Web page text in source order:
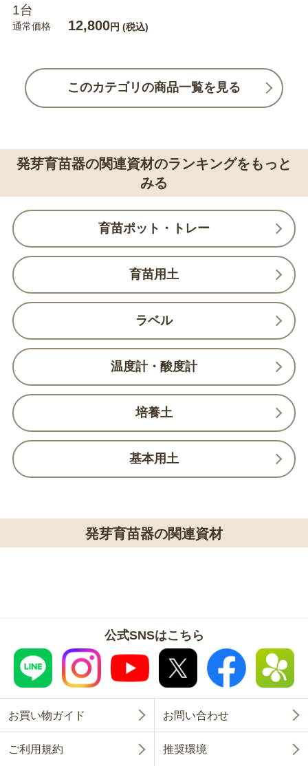
1台
通常価格 12,800円 (税込)
このカテゴリの商品一覧を見る
発芽育苗器の関連資材のランキングをもっと
みる
育苗ポット・トレー
育苗用土
ラベル
温度計・酸度計
培養土
基本用土
発芽育苗器の関連資材
公式SNSはこちら
お買い物ガイド お問い合わせ
ご利用規約 推奨環境